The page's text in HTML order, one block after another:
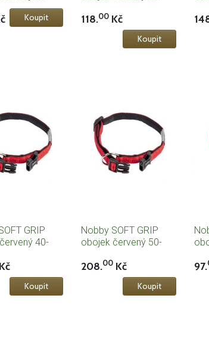
118.00Kč
GRIP
40-
Kč
Nobby SOFT GRIP
obojek červený 50-
208.00Kč 97.